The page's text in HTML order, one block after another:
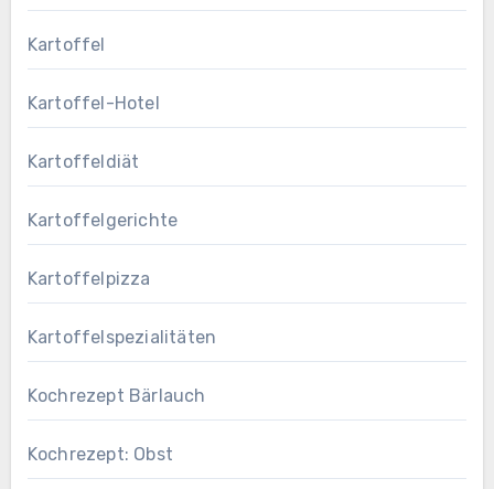
Kartoffel
Kartoffel-Hotel
Kartoffeldiät
Kartoffelgerichte
Kartoffelpizza
Kartoffelspezialitäten
Kochrezept Bärlauch
Kochrezept: Obst